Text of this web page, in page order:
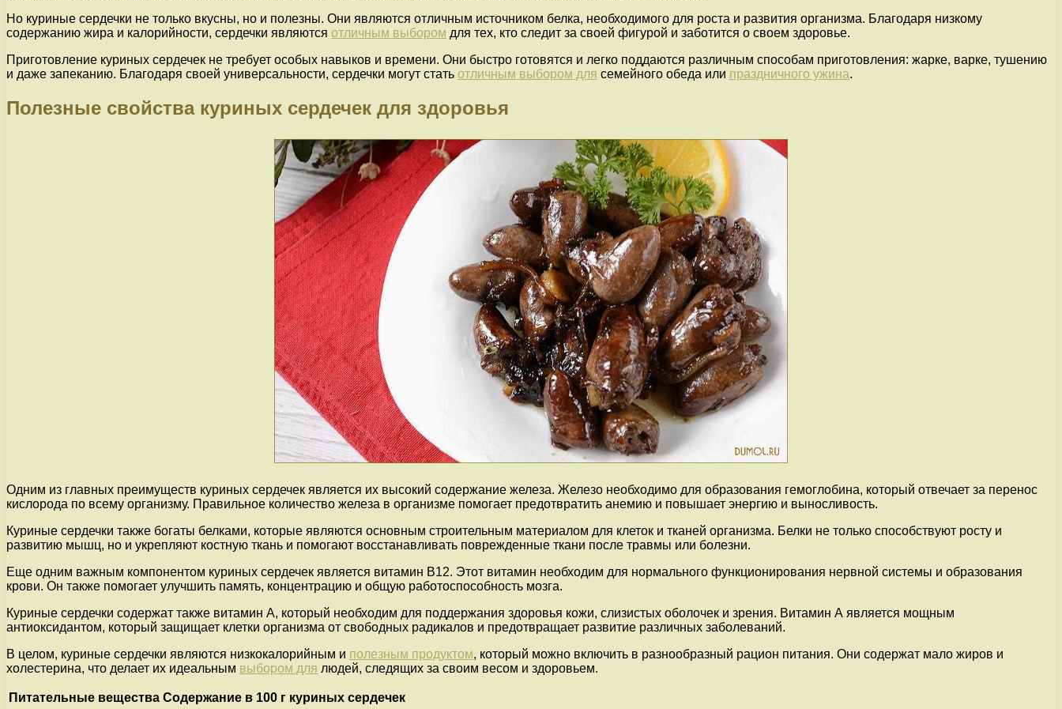
Но куриные сердечки не только вкусны, но и полезны. Они являются отличным источником белка, необходимого для роста и развития организма. Благодаря низкому
содержанию жира и калорийности, сердечки являются отличным выбором для тех, кто следит за своей фигурой и заботится о своем здоровье.
Приготовление куриных сердечек не требует особых навыков и времени. Они быстро готовятся и легко поддаются различным способам приготовления: жарке, варке, тушению
и даже запеканию. Благодаря своей универсальности, сердечки могут стать отличным выбором для семейного обеда или праздничного ужина.
Полезные свойства куриных сердечек для здоровья
Одним из главных преимуществ куриных сердечек является их высокий содержание железа. Железо необходимо для образования гемоглобина, который отвечает за перенос
кислорода по всему организму. Правильное количество железа в организме помогает предотвратить анемию и повышает энергию и выносливость.
Куриные сердечки также богаты белками, которые являются основным строительным материалом для клеток и тканей организма. Белки не только способствуют росту и
развитию мышц, но и укрепляют костную ткань и помогают восстанавливать поврежденные ткани после травмы или болезни.
Еще одним важным компонентом куриных сердечек является витамин В12. Этот витамин необходим для нормального функционирования нервной системы и образования
крови. Он также помогает улучшить память, концентрацию и общую работоспособность мозга.
Куриные сердечки содержат также витамин А, который необходим для поддержания здоровья кожи, слизистых оболочек и зрения. Витамин А является мощным
антиоксидантом, который защищает клетки организма от свободных радикалов и предотвращает развитие различных заболеваний.
В целом, куриные сердечки являются низкокалорийным и полезным продуктом, который можно включить в разнообразный рацион питания. Они содержат мало жиров и
холестерина, что делает их идеальным выбором для людей, следящих за своим весом и здоровьем.
Питательные вещества Содержание в 100 г куриных сердечек